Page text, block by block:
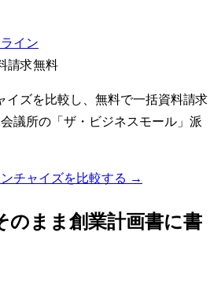
イン
請求無料
イズを比較し、無料で一括資料請求
議所の「ザ・ビジネスモール」派
チャイズを比較する →
のまま創業計画書に書